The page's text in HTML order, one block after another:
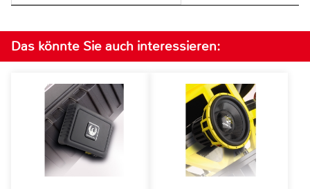
Das könnte Sie auch interessieren: